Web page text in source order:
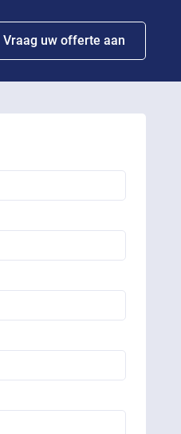
Vraag uw offerte aan